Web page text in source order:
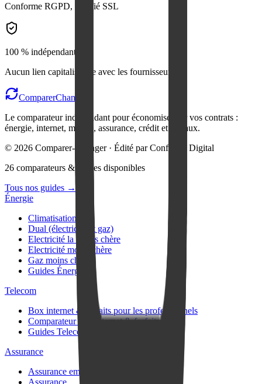
Conforme RGPD, certifié SSL
100 % indépendant
Aucun lien capitalistique avec les fournisseurs
ComparerChanger
Le comparateur indépendant pour économiser sur vos contrats :
énergie, internet, mobile, assurance, crédit et travaux.
© 2026 Comparer-Changer · Édité par Confluent Digital
26 comparateurs & guides disponibles
Tous nos guides →
Énergie
Climatisation
Dual (électricité et gaz)
Electricité la moins chère
Electricité moins chère
Gaz moins cher
Guides Énergie
Telecom
Box internet & forfaits pour les professionnels
Comparateur box internet & forfaits
Guides Telecom
Assurance
Assurance emprunteur
Assurance